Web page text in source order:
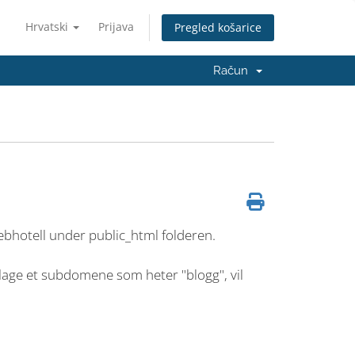
Hrvatski Prijava Pregled košarice
Račun
under public_html folderen.
et subdomene som heter "blogg", vil